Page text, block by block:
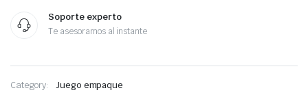
Soporte experto
Te asesoramos al instante
Category: Juego empaque